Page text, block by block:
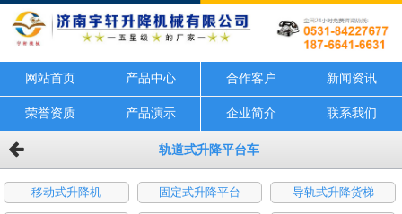
网站首页 产品中心 合作客户 新闻资讯
荣誉资质 产品演示 企业简介 联系我们
轨道式升降平台车
移动式升降机 固定式升降平台 导轨式升降货梯